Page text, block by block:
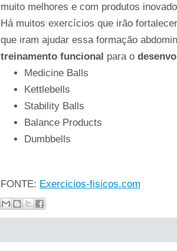
muito melhores e com produtos
Há muitos exercícios que irão
que iram ajudar essa formação
treinamento funcional para o
Medicine Balls
Kettlebells
Stability Balls
Balance Products
Dumbbells
FONTE: Exercicios-fisicos.com